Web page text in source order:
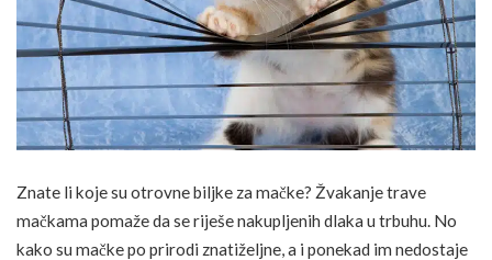
Znate li koje su otrovne biljke za mačke? Žvakanje trave
mačkama pomaže da se riješe nakupljenih dlaka u trbuhu. No
kako su mačke po prirodi znatiželjne, a i ponekad im nedostaje